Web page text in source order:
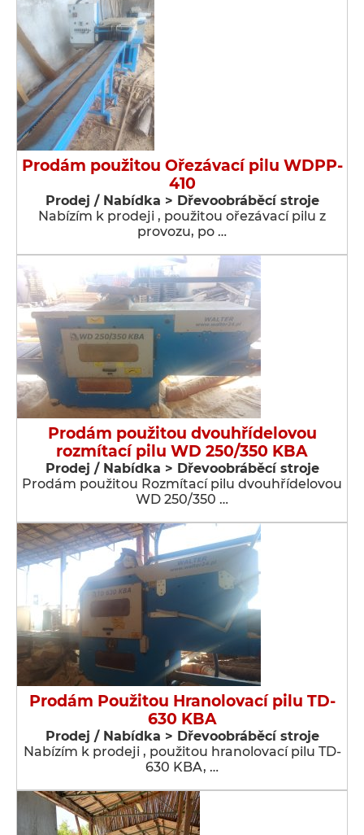
Prodám použitou Ořezávací pilu WDPP-
410
Prodej / Nabídka > Dřevoobráběcí stroje
Nabízím k prodeji , použitou ořezávací pilu z
provozu, po …
Prodám použitou dvouhřídelovou
rozmítací pilu WD 250/350 KBA
Prodej / Nabídka > Dřevoobráběcí stroje
Prodám použitou Rozmítací pilu dvouhřídelovou
WD 250/350 …
Prodám Použitou Hranolovací pilu TD-
630 KBA
Prodej / Nabídka > Dřevoobráběcí stroje
Nabízím k prodeji , použitou hranolovací pilu TD-
630 KBA, …